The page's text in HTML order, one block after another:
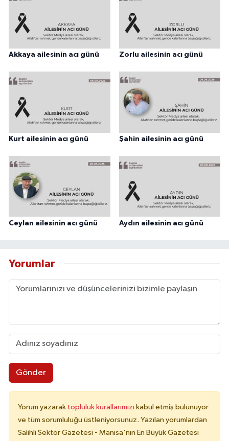
Akkaya ailesinin acı günü Zorlu ailesinin acı günü
Kurt ailesinin acı günü Şahin ailesinin acı günü
Ceylan ailesinin acı günü Aydın ailesinin acı günü
Yorumlar
Gönder
Yorum yazarak topluluk kurallarımızı kabul etmiş bulunuyor
ve tüm sorumluluğu üstleniyorsunuz. Yazılan yorumlardan
Salihli Sektör Gazetesi - Manisa'nın En Büyük Gazetesi